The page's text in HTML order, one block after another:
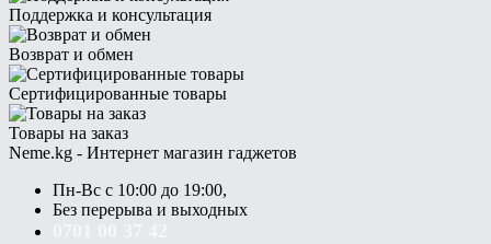
Поддержка и консультация
Возврат и обмен
Сертифицированные товары
Товары на заказ
Neme.kg - Интернет магазин гаджетов
Пн-Вс с 10:00 до 19:00,
Без перерыва и выходных